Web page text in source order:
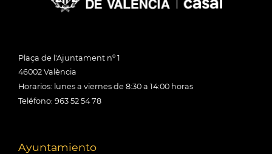
Plaça de l'Ajuntament nº 1
46002 València
Horarios: lunes a viernes de 8:30 a 14:00 horas
Teléfono: 963 52 54 78
Ayuntamiento